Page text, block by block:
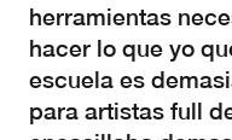
herramientas
hacer lo que yo
escuela es
para artistas full